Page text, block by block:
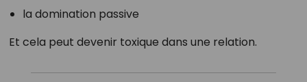
la domination passive
Et cela peut devenir toxique dans une relation.